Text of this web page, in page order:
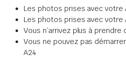
Les photos prises avec votre
Les photos prises avec votre
Vous n’arrivez plus à
Vous ne pouvez pas
A24